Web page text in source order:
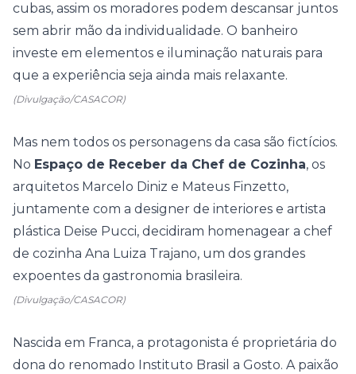
cubas, assim os moradores podem descansar juntos
sem abrir mão da individualidade. O banheiro
investe em elementos e iluminação naturais para
que a experiência seja ainda mais relaxante.
(Divulgação/CASACOR)
Mas nem todos os personagens da casa são fictícios.
No Espaço de Receber da Chef de Cozinha, os
arquitetos Marcelo Diniz e Mateus Finzetto,
juntamente com a designer de interiores e artista
plástica Deise Pucci, decidiram homenagear a chef
de cozinha Ana Luiza Trajano, um dos grandes
expoentes da gastronomia brasileira.
(Divulgação/CASACOR)
Nascida em Franca, a protagonista é proprietária do
dona do renomado Instituto Brasil a Gosto. A paixão